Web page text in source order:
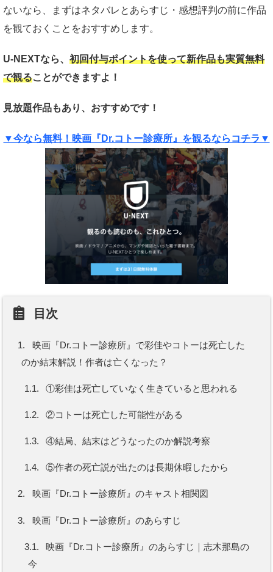
ないなら、まずはネタバレとあらすじ・感想評判の前に作品
を観ておくことをおすすめします。
U-NEXTなら、 初回付与ポイントを使って新作品も実質無料
で観ることができますよ！
見放題作品もあり、おすすめです！
▼今なら無料！映画『Dr.コトー診療所』を観るならコチラ▼
目次
1.
映画『Dr.コトー診療所』で彩佳やコトーは死亡した
のか結末解説！作者は亡くなった？
1.1. ①彩佳は死亡していなく生きていると思われる
1.2. ②コトーは死亡した可能性がある
1.3. ④結局、結末はどうなったのか解説考察
1.4. ⑤作者の死亡説が出たのは長期休暇したから
2. 映画『Dr.コトー診療所』のキャスト相関図
3. 映画『Dr.コトー診療所』のあらすじ
3.1.
映画『Dr.コトー診療所』のあらすじ｜志木那島の
今